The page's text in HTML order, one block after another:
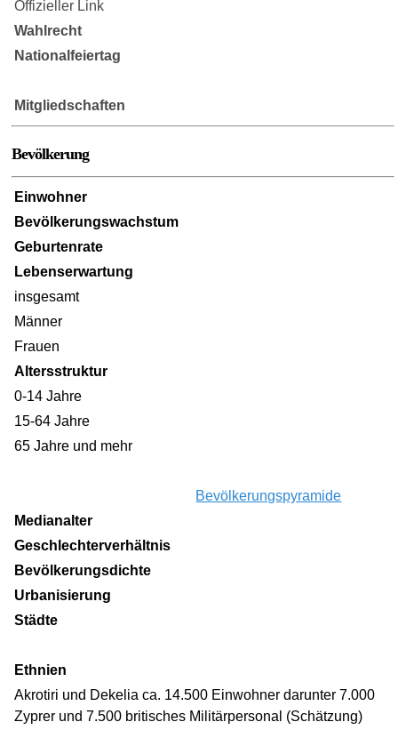
Offizieller Link
Wahlrecht
Nationalfeiertag
Mitgliedschaften
Bevölkerung
Einwohner
Bevölkerungswachstum
Geburtenrate
Lebenserwartung
insgesamt
Männer
Frauen
Altersstruktur
0-14 Jahre
15-64 Jahre
65 Jahre und mehr
Bevölkerungspyramide
Medianalter
Geschlechterverhältnis
Bevölkerungsdichte
Urbanisierung
Städte
Ethnien
Akrotiri und Dekelia ca. 14.500 Einwohner darunter 7.000
Zyprer und 7.500 britisches Militärpersonal (Schätzung)